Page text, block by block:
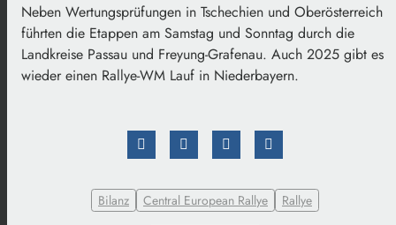
Neben Wertungsprüfungen in Tschechien und Oberösterreich
führten die Etappen am Samstag und Sonntag durch die
Landkreise Passau und Freyung-Grafenau. Auch 2025 gibt es
wieder einen Rallye-WM Lauf in Niederbayern.
Bilanz Central European Rallye Rallye